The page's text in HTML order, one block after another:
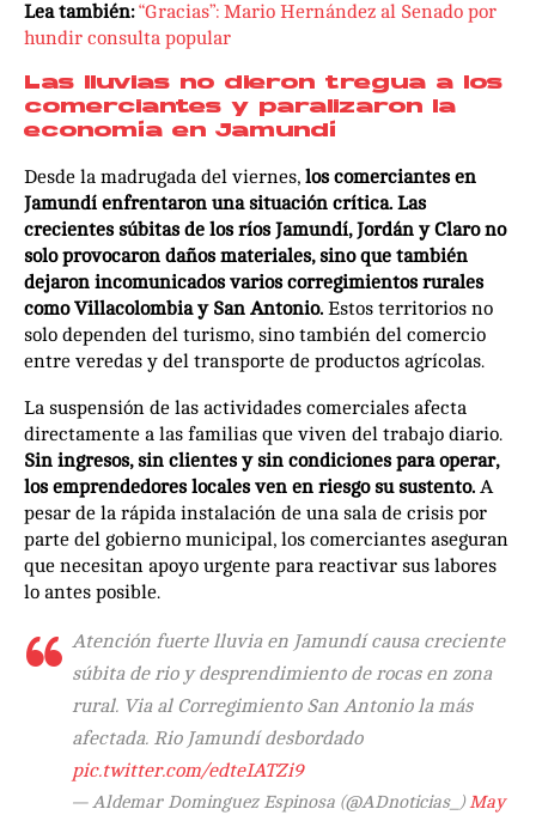
Lea también: “Gracias”: Mario Hernández al Senado por
hundir consulta popular
Las lluvias no dieron tregua a los
comerciantes y paralizaron la
economía en Jamundí
Desde la madrugada del viernes, los comerciantes en
Jamundí enfrentaron una situación crítica. Las
crecientes súbitas de los ríos Jamundí, Jordán y Claro no
solo provocaron daños materiales, sino que también
dejaron incomunicados varios corregimientos rurales
como Villacolombia y San Antonio. Estos territorios no
solo dependen del turismo, sino también del comercio
entre veredas y del transporte de productos agrícolas.
La suspensión de las actividades comerciales afecta
directamente a las familias que viven del trabajo diario.
Sin ingresos, sin clientes y sin condiciones para operar,
los emprendedores locales ven en riesgo su sustento. A
pesar de la rápida instalación de una sala de crisis por
parte del gobierno municipal, los comerciantes aseguran
que necesitan apoyo urgente para reactivar sus labores
lo antes posible.
Atención fuerte lluvia en Jamundí causa creciente
súbita de rio y desprendimiento de rocas en zona
rural. Via al Corregimiento San Antonio la más
afectada. Rio Jamundí desbordado
pic.twitter.com/edteIATZi9
— Aldemar Dominguez Espinosa (@ADnoticias_)May